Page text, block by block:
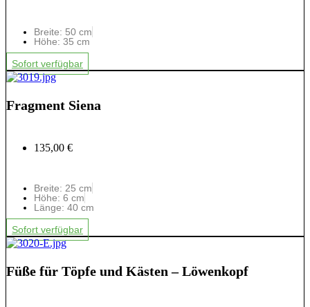
Breite: 50 cm
Höhe: 35 cm
Sofort verfügbar
Fragment Siena
135,00 €
Breite: 25 cm
Höhe: 6 cm
Länge: 40 cm
Sofort verfügbar
Füße für Töpfe und Kästen – Löwenkopf